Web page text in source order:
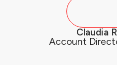
Claudia
Account